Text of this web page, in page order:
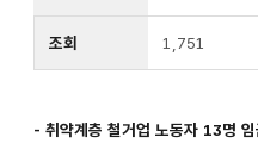
조회 1,751
- 취약계층 철거업 노동자 13명